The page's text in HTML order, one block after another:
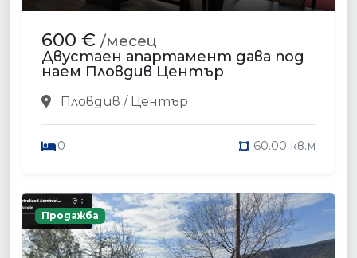
600 € /месец
Двустаен апартамент дава под
наем Пловдив Център
Пловдив / Център
0 60.00 кв.м
Продажба